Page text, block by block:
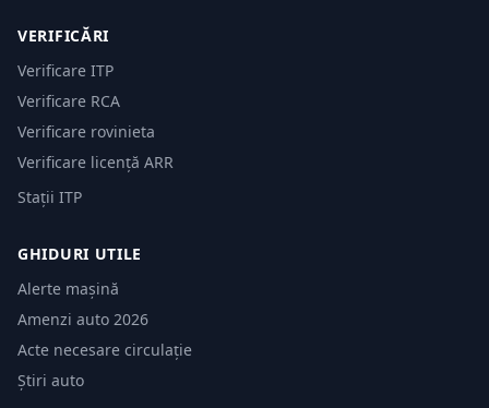
VERIFICĂRI
Verificare ITP
Verificare RCA
Verificare rovinieta
Verificare licență ARR
Stații ITP
GHIDURI UTILE
Alerte mașină
Amenzi auto 2026
Acte necesare circulație
Știri auto